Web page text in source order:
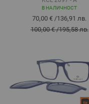
В НАЛИЧНОСТ
70,00 € /136,91 лв.
100,00 €/195,58 лв.